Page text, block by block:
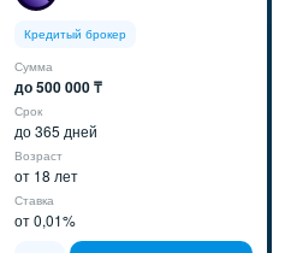
Кредитый брокер
Сумма
до 500 000 ₸
Срок
до 365 дней
Возраст
от 18 лет
Ставка
от 0,01%